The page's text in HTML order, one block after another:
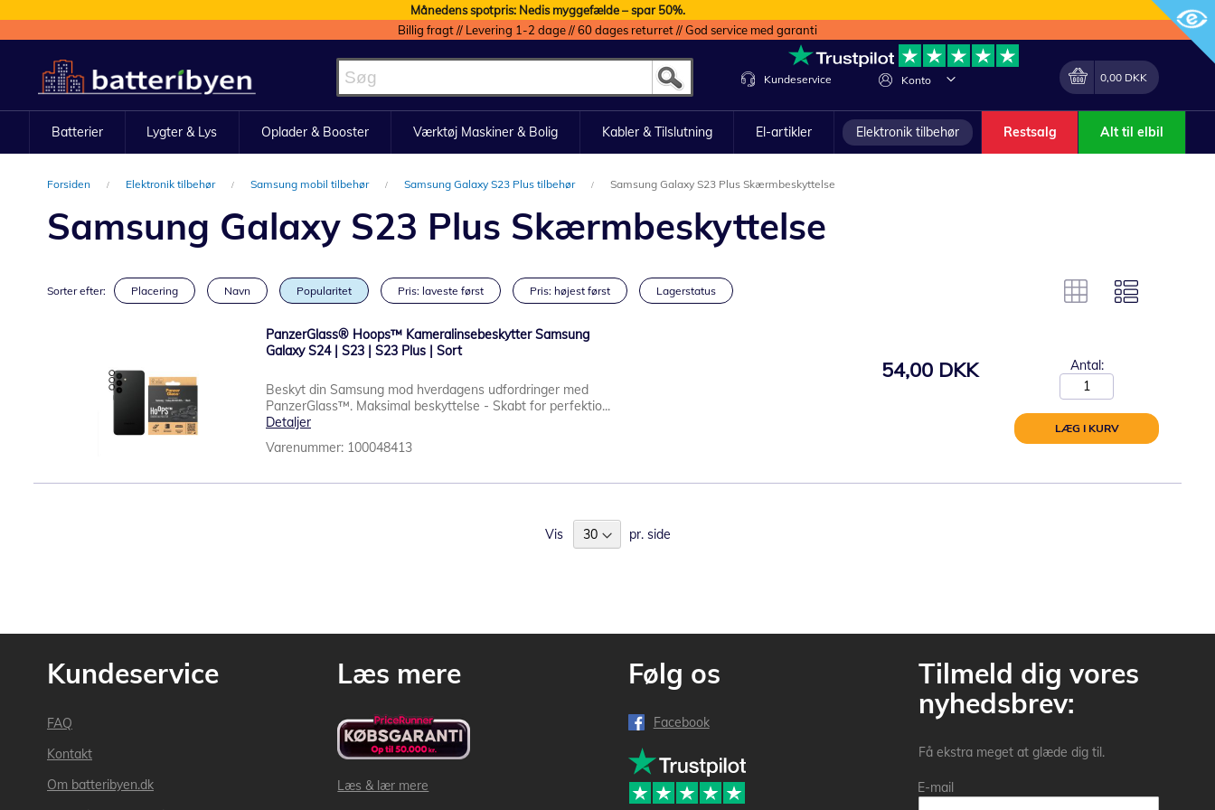
Månedens spotpris: Nedis myggefælde – spar 50%.
Billig fragt // Levering 1-2 dage // 60 dages returret // God service med garanti
to
Content
Konto
Lave
Min indkøbskurv
0,00 DKK
Kundeservice
Batterier Lygter & Lys Oplader & Booster Værktøj Maskiner & Bolig Kabler & Tilslutning El-artikler Elektronik tilbehør Restsalg Alt til elbil
Forsiden Elektronik tilbehør Samsung mobil tilbehør Samsung Galaxy S23 Plus tilbehør Samsung Galaxy S23 Plus Skærmbeskyttelse
Samsung Galaxy S23 Plus Skærmbeskyttelse
Sorter efter: Placering Navn Popularitet Pris: laveste først Pris: højest først Lagerstatus
PanzerGlass® Hoops™ Kameralinsebeskytter Samsung
Galaxy S24 | S23 | S23 Plus | Sort
Beskyt din Samsung mod hverdagens udfordringer med
PanzerGlass™. Maksimal beskyttelse - Skabt for perfektio...
Detaljer
Varenummer: 100048413
54,00 DKK Antal:
LÆG I KURV
Vis pr. side
Kundeservice
FAQ
Kontakt
Om batteribyen.dk
Læs mere
Læs & lær mere
Følg os
Facebook
Tilmeld dig vores
nyhedsbrev:
Få ekstra meget at glæde dig til.
E-mail